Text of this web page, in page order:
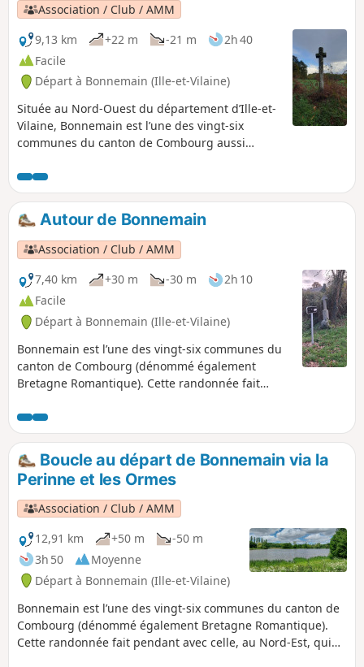
Association / Club / AMM
9,13 km
+22 m -21 m
2h 40
Facile
Départ à Bonnemain (Ille-et-Vilaine)
Située au Nord-Ouest du département d’Ille-et-
Vilaine, Bonnemain est l’une des vingt-six
communes du canton de Combourg aussi
randonnée tranquille permet de découvrir la
campagne environnante ainsi que le Domaine
des Ormes, réputé pour son camping. Le
chemin est bordé de quelques belles maisons
de pierre et de deux croix de chemin. Le sentier
autour de l'Étang de la Sablonnière et
particulièrement agréable.
Autour de Bonnemain
Association / Club / AMM
7,40 km
+30 m -30 m
2h 10
Facile
Départ à Bonnemain (Ille-et-Vilaine)
Bonnemain est l’une des vingt-six communes du
canton de Combourg (dénommé également
Bretagne Romantique). Cette randonnée fait
entre le bourg et le Domaine des Ormes. Elle
chemine dans la campagne via des chemins
creux et quelques jolies petites demeures.
Boucle au départ de Bonnemain via la
Perinne et les Ormes
Association / Club / AMM
12,91 km
+50 m
-50 m
3h 50
Moyenne
Départ à Bonnemain (Ille-et-Vilaine)
Bonnemain est l’une des vingt-six communes du canton de
Combourg (dénommé également Bretagne Romantique).
Cette randonnée fait pendant avec celle, au Nord-Est, qui